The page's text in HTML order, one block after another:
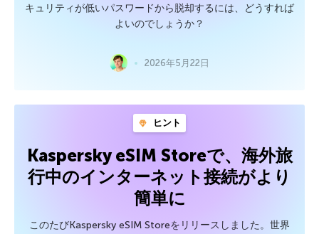
キュリティが低いパスワードから脱却するには、どうすれば
よいのでしょうか？
2026年5月22日
ヒント
Kaspersky eSIM Storeで、海外旅
行中のインターネット接続がより
簡単に
このたびKaspersky eSIM Storeをリリースしました。世界